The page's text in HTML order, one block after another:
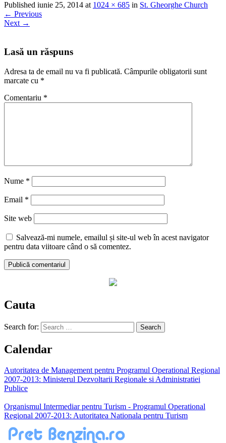
Published iunie 25, 2014 at 1024 × 685 in St. Gheorghe Church
← Previous
Next →
Lasă un răspuns
Adresa ta de email nu va fi publicată. Câmpurile obligatorii sunt
marcate cu *
Comentariu *
Nume *
Email *
Site web
Salvează-mi numele, emailul și site-ul web în acest navigator
pentru data viitoare când o să comentez.
Cauta
Search for:
Calendar
Autoritatea de Management pentru Programul Operational Regional
2007-2013: Ministerul Dezvoltarii Regionale si Administratiei
Publice
Organismul Intermediar pentru Turism - Programul Operational
Regional 2007-2013: Autoritatea Nationala pentru Turism